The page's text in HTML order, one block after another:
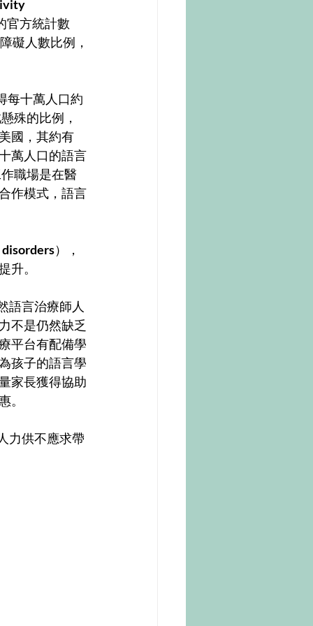
官方統計數
礙人數比例，
每十萬人口約
殊的比例，
國，其約有
萬人口的語言
職場是在醫
作模式，語言
），
升。
不是仍然缺乏
平台有配備學
孩子的語言學
家長獲得協助
。